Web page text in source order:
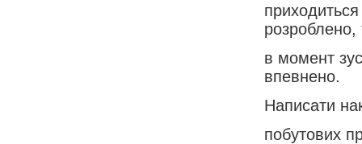
розроблено,
в момент
впевнено.
Написати
побутових